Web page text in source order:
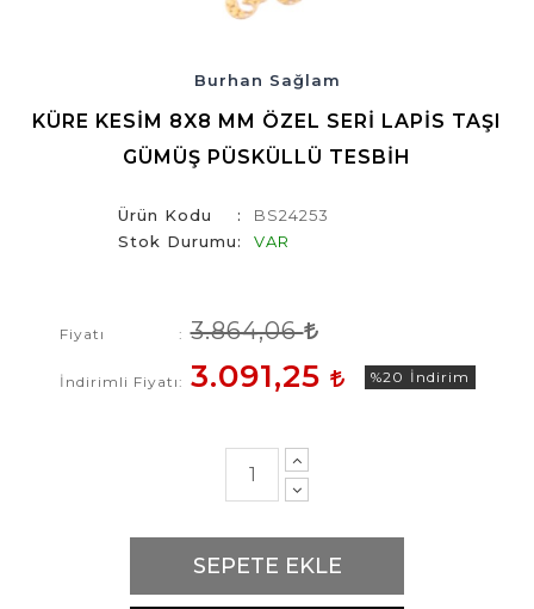
Burhan Sağlam
KÜRE KESIM 8X8 MM ÖZEL SERI LAPIS TAŞI
GÜMÜŞ PÜSKÜLLÜ TESBIH
Ürün Kodu
BS24253
Stok Durumu
VAR
Fiyatı 3.864,06
İndirimli Fiyatı 3.091,25 %20 İndirim
SEPETE EKLE